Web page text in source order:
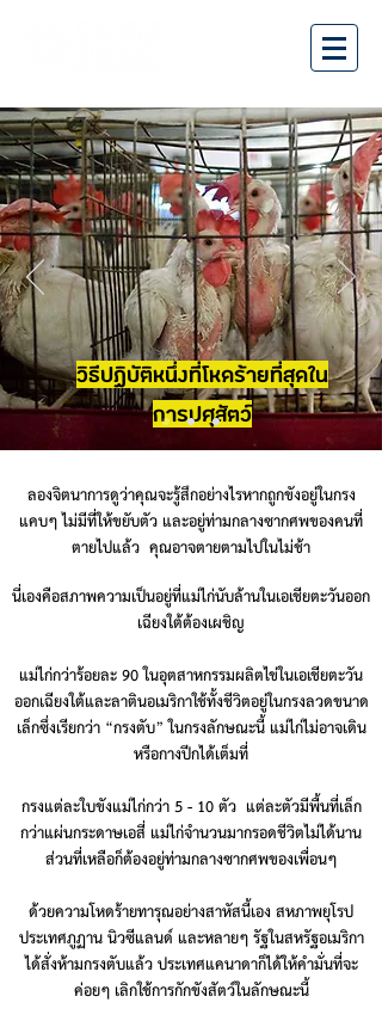
วิธีปฏิบัติหนึ่งที่โหดร้ายที่สุดใน
การปศุสัตว์
ลองจิตนาการดูว่าคุณจะรู้สึกอย่างไรหากถูกขังอยู่ในกรง
แคบๆ ไม่มีที่ให้ขยับตัว และอยู่ท่ามกลางซากศพของคนที่
ตายไปแล้ว คุณอาจตายตามไปในไม่ช้า
นี่เองคือสภาพความเป็นอยู่ที่แม่ไก่นับล้านในเอเชียตะวันออก
เฉียงใต้ต้องเผชิญ
แม่ไก่กว่าร้อยละ 90 ในอุตสาหกรรมผลิตไข่ในเอเชียตะวัน
ออกเฉียงใต้และลาตินอเมริกาใช้ทั้งชีวิตอยู่ในกรงลวดขนาด
เล็กซึ่งเรียกว่า “กรงตับ” ในกรงลักษณะนี้ แม่ไก่ไม่อาจเดิน
หรือกางปีกได้เต็มที่
กรงแต่ละใบขังแม่ไก่กว่า 5 - 10 ตัว แต่ละตัวมีพื้นที่เล็ก
กว่าแผ่นกระดาษเอสี่ แม่ไก่จำนวนมากรอดชีวิตไม่ได้นาน
ส่วนที่เหลือก็ต้องอยู่ท่ามกลางซากศพของเพื่อนๆ
ด้วยความโหดร้ายทารุณอย่างสาหัสนี้เอง สหภาพยุโรป
ประเทศภูฏาน นิวซีแลนด์ และหลายๆ รัฐในสหรัฐอเมริกา
ได้สั่งห้ามกรงตับแล้ว ประเทศแคนาดาก็ได้ให้คำมั่นที่จะ
ค่อยๆ เลิกใช้การกักขังสัตว์ในลักษณะนี้